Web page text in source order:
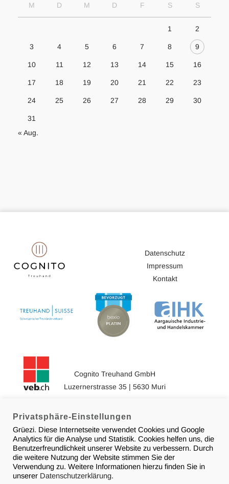
M D M D F S S
1 2
3 4 5 6 7 8 9
10 11 12 13 14 15 16
17 18 19 20 21 22 23
24 25 26 27 28 29 30
31
« Aug.
Datenschutz
Impressum
Kontakt
Cognito Treuhand GmbH
Luzernerstrasse 35 | 5630 Muri
info@cognito-treuhand.ch
© 2026 Cognito Treuhand
Design & Support by
Privatsphäre-Einstellungen
Grüezi. Diese Internetseite verwendet Cookies und Google
Analytics für die Analyse und Statistik. Cookies helfen uns, die
Benutzerfreundlichkeit unserer Website zu verbessern. Durch
die weitere Nutzung der Website stimmen Sie der
Verwendung zu. Weitere Informationen hierzu finden Sie in
unserer Datenschutzerklärung.